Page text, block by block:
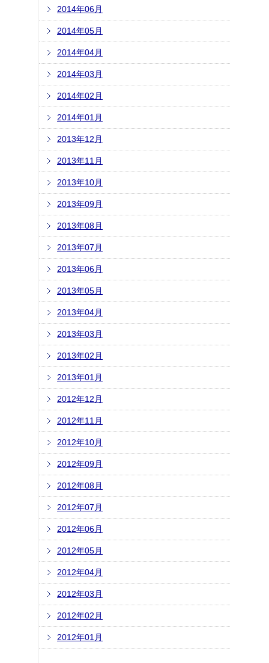
2014年06月
2014年05月
2014年04月
2014年03月
2014年02月
2014年01月
2013年12月
2013年11月
2013年10月
2013年09月
2013年08月
2013年07月
2013年06月
2013年05月
2013年04月
2013年03月
2013年02月
2013年01月
2012年12月
2012年11月
2012年10月
2012年09月
2012年08月
2012年07月
2012年06月
2012年05月
2012年04月
2012年03月
2012年02月
2012年01月